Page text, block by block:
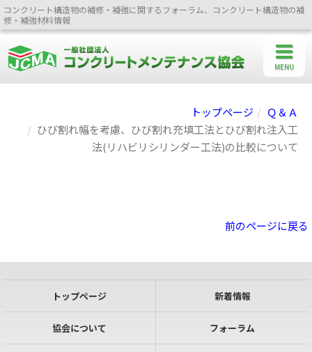
コンクリート構造物の補修・補強に関するフォーラム、コンクリート構造物の補
修・補強材料情報
トップページ
Ｑ＆Ａ
ひび割れ幅を考慮、ひび割れ充填工法とひび割れ注入工
法(リハビリシリンダー工法)の比較について
前のページに戻る
トップページ 新着情報
協会について フォーラム
MENU